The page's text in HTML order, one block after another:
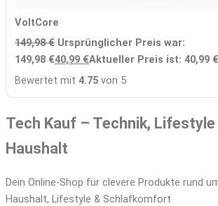
VoltCore
149,98€ Ursprünglicher Preis war:
149,98 €40,99 €Aktueller Preis ist: 40,99
Bewertet mit 4.75 von 5
Tech Kauf – Technik, Lifestyle
Haushalt
Dein Online-Shop für clevere Produkte rund
Haushalt, Lifestyle & Schlafkomfort